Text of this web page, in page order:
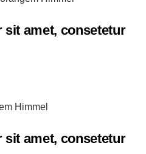
amet, consetetur
amet, consetetur